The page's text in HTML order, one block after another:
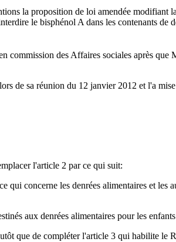
la proposition de loi amendée modifiant
le bisphénol A dans les contenants
des Affaires sociales après
de sa réunion du 12 janvier 2012 et l'a
l'article 2 par ce qui suit:
qui concerne les denrées alimentaires et
aux denrées alimentaires pour les
que de compléter l'article 3 qui habilite le